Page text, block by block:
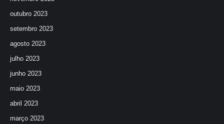
outubro 2023
setembro 2023
agosto 2023
julho 2023
junho 2023
maio 2023
abril 2023
março 2023